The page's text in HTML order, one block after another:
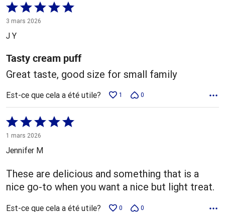
Coté
5 sur
5
3 mars 2026
J Y
Tasty cream puff
Great taste, good size for small family
Est-ce que cela a été utile? 1 0
Coté
5 sur
5
1 mars 2026
Jennifer M
These are delicious and something that is a
nice go-to when you want a nice but light treat.
Est-ce que cela a été utile? 0 0